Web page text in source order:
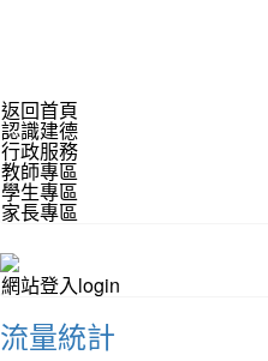
返回首頁
認識建德
行政服務
教師專區
學生專區
家長專區
網站登入login
流量統計